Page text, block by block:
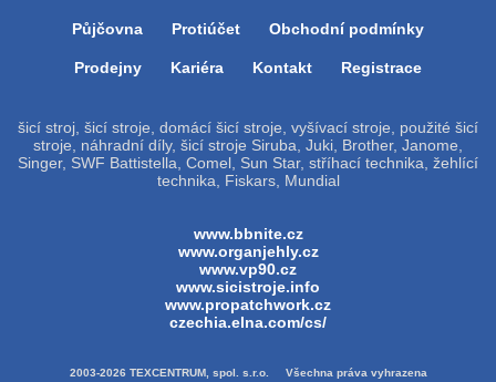
Půjčovna Protiúčet Obchodní podmínky
Prodejny Kariéra Kontakt Registrace
šicí stroj, šicí stroje, domácí šicí stroje, vyšívací stroje, použité šicí
stroje, náhradní díly, šicí stroje Siruba, Juki, Brother, Janome,
Singer, SWF Battistella, Comel, Sun Star, stříhací technika, žehlící
technika, Fiskars, Mundial
www.bbnite.cz
www.organjehly.cz
www.vp90.cz
www.sicistroje.info
www.propatchwork.cz
czechia.elna.com/cs/
2003-2026 TEXCENTRUM, spol. s.r.o. Všechna práva vyhrazena